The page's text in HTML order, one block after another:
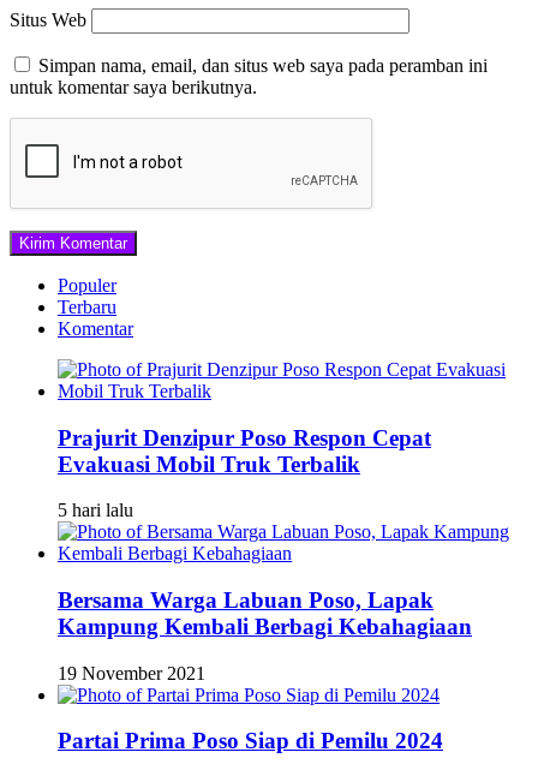
Situs Web
Simpan nama, email, dan situs web saya pada peramban ini
untuk komentar saya berikutnya.
Populer
Terbaru
Komentar
Prajurit Denzipur Poso Respon Cepat
Evakuasi Mobil Truk Terbalik
5 hari lalu
Bersama Warga Labuan Poso, Lapak
Kampung Kembali Berbagi Kebahagiaan
19 November 2021
Partai Prima Poso Siap di Pemilu 2024